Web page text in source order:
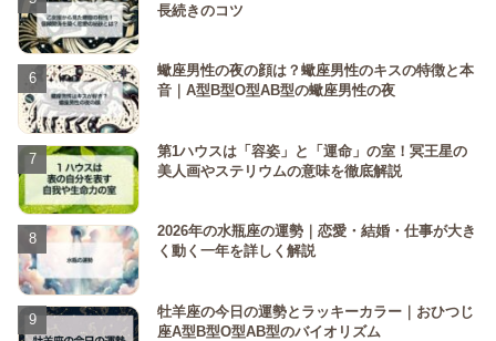
長続きのコツ
蠍座男性の夜の顔は？蠍座男性のキスの特徴と本
音｜A型B型O型AB型の蠍座男性の夜
第1ハウスは「容姿」と「運命」の室！冥王星の
美人画やステリウムの意味を徹底解説
2026年の水瓶座の運勢｜恋愛・結婚・仕事が大き
く動く一年を詳しく解説
牡羊座の今日の運勢とラッキーカラー｜おひつじ
座A型B型O型AB型のバイオリズム